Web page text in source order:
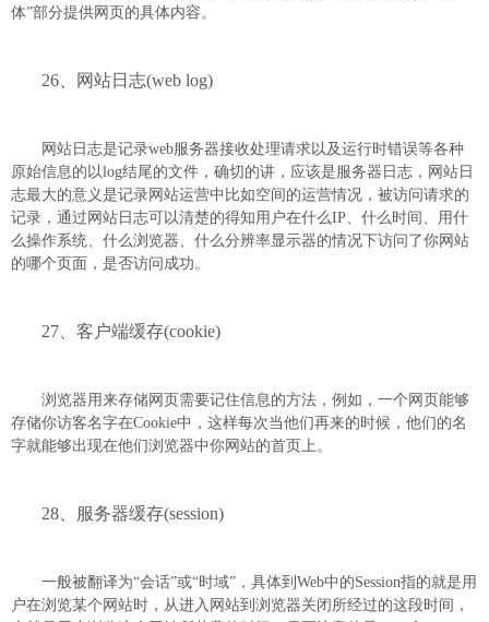
体”部分提供网页的具体内容。
26、网站日志(web log)
网站日志是记录web服务器接收处理请求以及运行时错误等各种
原始信息的以log结尾的文件，确切的讲，应该是服务器日志，网站日
志最大的意义是记录网站运营中比如空间的运营情况，被访问请求的
记录，通过网站日志可以清楚的得知用户在什么IP、什么时间、用什
么操作系统、什么浏览器、什么分辨率显示器的情况下访问了你网站
的哪个页面，是否访问成功。
27、客户端缓存(cookie)
浏览器用来存储网页需要记住信息的方法，例如，一个网页能够
存储你访客名字在Cookie中，这样每次当他们再来的时候，他们的名
字就能够出现在他们浏览器中你网站的首页上。
28、服务器缓存(session)
一般被翻译为“会话”或“时域”，具体到Web中的Session指的就是用
户在浏览某个网站时，从进入网站到浏览器关闭所经过的这段时间，